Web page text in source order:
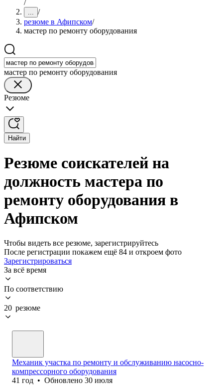
/
... /
резюме в Афипском/
мастер по ремонту оборудования
мастер по ремонту оборудования
Резюме
Найти
Резюме соискателей на
должность мастера по
ремонту оборудования в
Афипском
Чтобы видеть все резюме, зарегистрируйтесь
После регистрации покажем ещё 84 и откроем фото
Зарегистрироваться
За всё время
По соответствию
20 резюме
Механик участка по ремонту и обслуживанию насосно-
компрессорного оборудования
41 год • Обновлено 30 июля